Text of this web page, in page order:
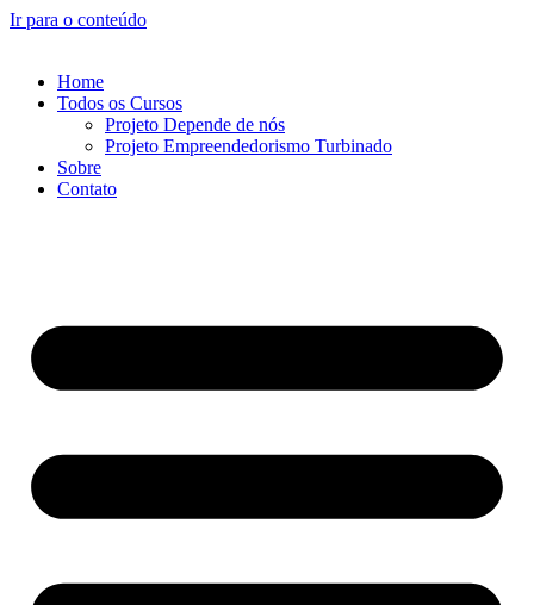
Ir para o conteúdo
Home
Todos os Cursos
Projeto Depende de nós
Projeto Empreendedorismo Turbinado
Sobre
Contato